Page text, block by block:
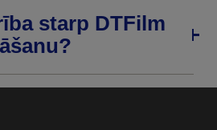
starp DTFilm